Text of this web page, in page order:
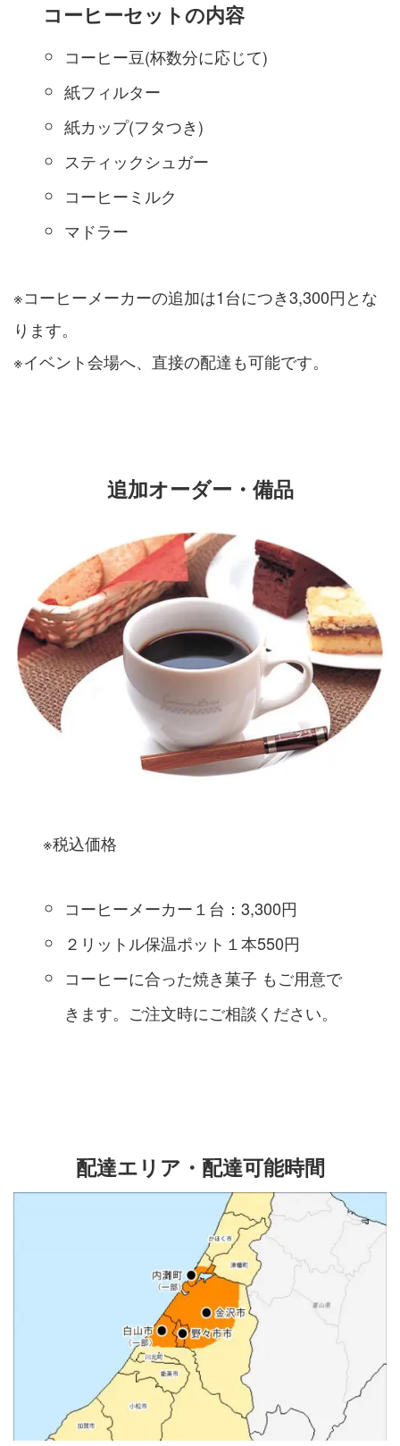
コーヒーセットの内容
コーヒー豆(杯数分に応じて)
紙フィルター
紙カップ(フタつき)
スティックシュガー
コーヒーミルク
マドラー
※コーヒーメーカーの追加は1台につき3,300円とな
ります。
※イベント会場へ、直接の配達も可能です。
追加オーダー・備品
※税込価格
コーヒーメーカー１台：3,300円
２リットル保温ポット１本550円
コーヒーに合った焼き菓子 もご用意で
きます。ご注文時にご相談ください。
配達エリア・配達可能時間